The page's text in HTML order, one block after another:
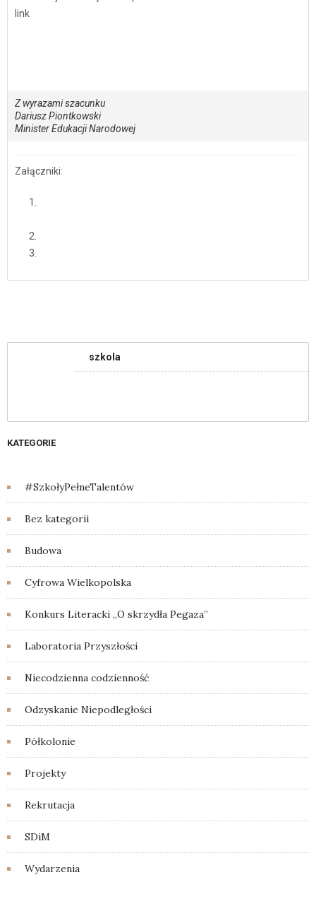
link
Z wyrazami szacunku
Dariusz Piontkowski
Minister Edukacji Narodowej
Załączniki:
szkola
KATEGORIE
#SzkołyPełneTalentów
Bez kategorii
Budowa
Cyfrowa Wielkopolska
Konkurs Literacki „O skrzydła Pegaza”
Laboratoria Przyszłości
Niecodzienna codzienność
Odzyskanie Niepodległości
Półkolonie
Projekty
Rekrutacja
SDiM
Wydarzenia